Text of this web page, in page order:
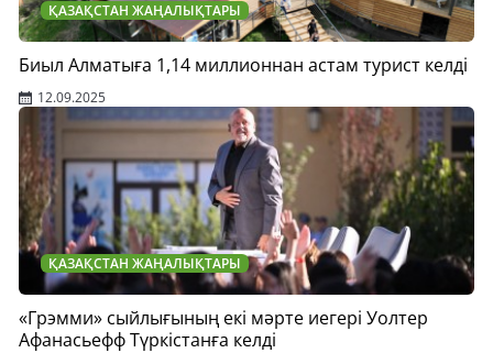
ҚАЗАҚСТАН ЖАҢАЛЫҚТАРЫ
Биыл Алматыға 1,14 миллионнан астам турист келді
12.09.2025
ҚАЗАҚСТАН ЖАҢАЛЫҚТАРЫ
«Грэмми» сыйлығының екі мәрте иегері Уолтер
Афанасьефф Түркістанға келді